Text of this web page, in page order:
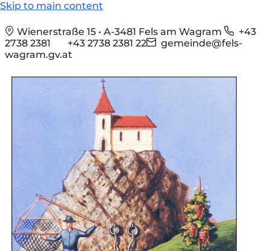
Skip to main content
Wienerstraße 15 • A-3481 Fels am Wagram
+43
2738 2381
+43 2738 2381 22
gemeinde@fels-
wagram.gv.at